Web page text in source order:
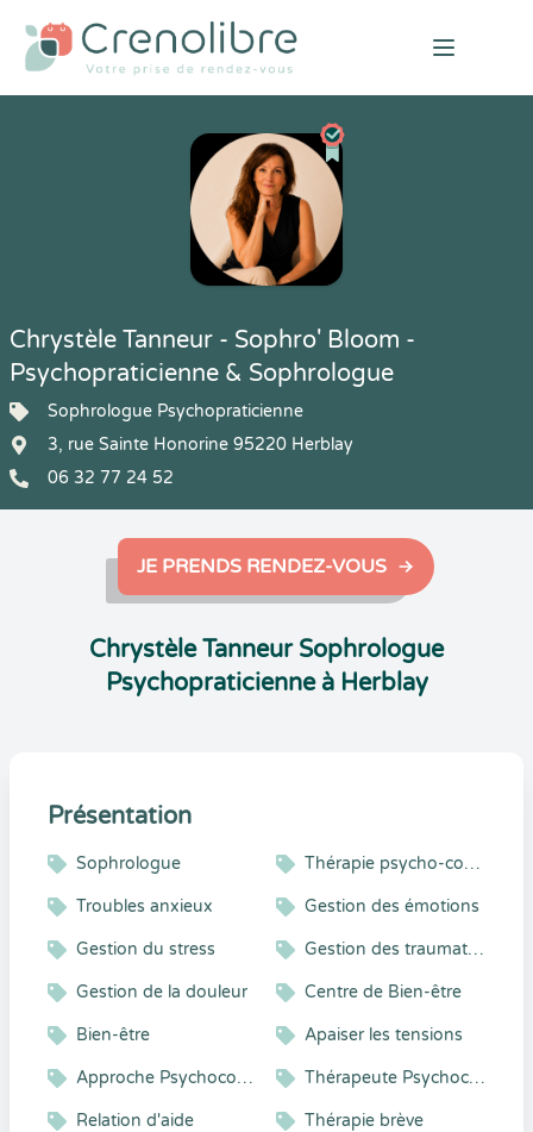
Open
Chrystèle Tanneur - Sophro' Bloom -
Psychopraticienne & Sophrologue
Sophrologue Psychopraticienne
3, rue Sainte Honorine 95220 Herblay
06 32 77 24 52
JE PRENDS RENDEZ-VOUS
Chrystèle Tanneur Sophrologue
Psychopraticienne à Herblay
Présentation
Sophrologue Thérapie psycho-corporelle
Troubles anxieux Gestion des émotions
Gestion du stress Gestion des traumatismes
Gestion de la douleur Centre de Bien-être
Bien-être Apaiser les tensions
Approche Psychocorporelle Thérapeute Psychocorporel
Relation d'aide Thérapie brève